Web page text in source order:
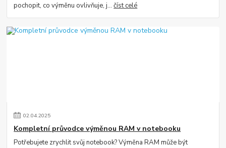
pochopit, co výměnu ovlivňuje, j...číst celé
02.04.2025
Kompletní průvodce výměnou RAM v notebooku
Potřebujete zrychlit svůj notebook? Výměna RAM může být